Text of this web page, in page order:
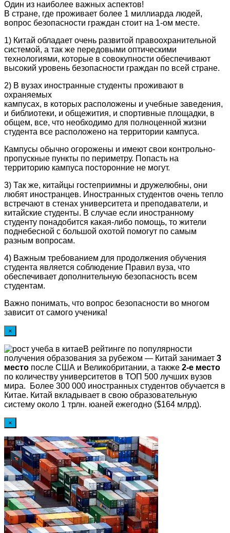
Один из наиболее важных аспектов!
В стране, где проживает более 1 миллиарда людей,
вопрос безопасности граждан стоит на 1-ом месте.
1) Китай обладает очень развитой правоохранительной
системой, а так же передовыми оптическими
технологиями, которые в совокупности обеспечивают
высокий уровень безопасности граждан по всей стране.
2) В вузах иностранные студенты проживают в
охраняемых
кампусах, в которых расположены и учебные заведения,
и библиотеки, и общежития, и спортивные площадки, в
общем, все, что необходимо для полноценной жизни
студента все расположено на территории кампуса.
Кампусы обычно огорожены и имеют свои контрольно-
пропускные пункты по периметру. Попасть на
территорию кампуса посторонние не могут.
3) Так же, китайцы гостеприимны и дружелюбны, они
любят иностранцев. Иностранных студентов очень тепло
встречают в стенах университета и преподаватели, и
китайские студенты. В случае если иностранному
студенту понадобится какая-либо помощь, то жители
поднебесной с большой охотой помогут по самым
разным вопросам.
4) Важным требованием для продолжения обучения
студента является соблюдение Правил вуза, что
обеспечивает дополнительную безопасность всем
студентам.
Важно понимать, что вопрос безопасности во многом
зависит от самого ученика!
×
В рейтинге по популярности
получения образования за рубежом — Китай занимает 3
место после США и Великобритании, а также 2-е место
по количеству университетов в ТОП 500 лучших вузов
мира. Более 300 000 иностранных студентов обучается в
Китае. Китай вкладывает в свою образовательную
систему около 1 трлн. юаней ежегодно ($164 млрд).
×